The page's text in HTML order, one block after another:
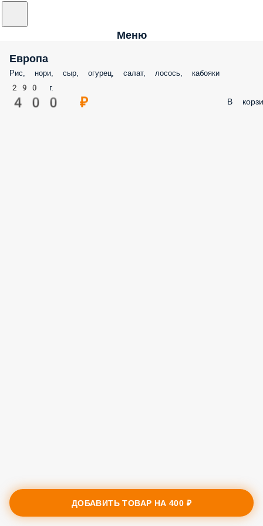
Меню
Европа
Рис, нори, сыр, огурец, салат, лосось, кабояки
290 г.
400 ₽ В
ДОБАВИТЬ ТОВАР НА400 ₽